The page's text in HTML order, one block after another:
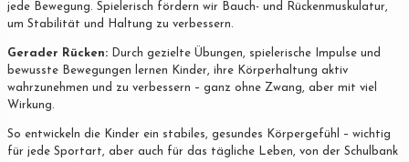
jede Bewegung. Spielerisch fördern wir Bauch- und Rückenmuskulatur,
um Stabilität und Haltung zu verbessern.
Gerader Rücken: Durch gezielte Übungen, spielerische Impulse und
bewusste Bewegungen lernen Kinder, ihre Körperhaltung aktiv
wahrzunehmen und zu verbessern – ganz ohne Zwang, aber mit viel
Wirkung.
So entwickeln die Kinder ein stabiles, gesundes Körpergefühl – wichtig
für jede Sportart, aber auch für das tägliche Leben, von der Schulbank